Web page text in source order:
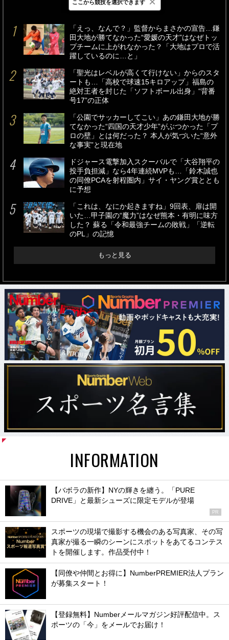
最新 24時間 週間
「えっ、なんで？」監督からまさかの宣告…鎌
田大地が勝てなかった“愛媛の天才”はなぜトッ
プチームに上がれなかった？「大地はプロで活
躍しているのに…と」
「聖光はレベルが高くて行けない」からのスタ
ートも…「高校で球速15キロアップ」福島の
絶対王者を封じた「ソフトボール出身」“背番
号17”の正体
「公園でサッカーしてこい」あの鎌田大地が勝
てなかった“四国の天才少年”がぶつかった「プ
ロの壁」とは何だった？ 本人が気づいた“意外
な事実”と現在地
ドジャース電撃加入スクーバルで「大谷翔平の
投手負担減」なら4年連続MVPも…「鈴木誠也
の同僚PCAを射程圏内」サイ・ヤング賞ととも
に予想
「これは、なにか起きますね」9回表、扉は開
いた…甲子園の“魔力”はなぜ熊本・有明に味方
した？ 蘇る「令和最強チームの敗戦」「逆転
のPL」の記憶
もっと見る
INFORMATION
【バボラの新作】NYの輝きを纏う。「PURE
DRIVE」と最新シューズに限定モデルが登場
PR
スポーツの現場で撮影する機会のある写真家、その写
真家が撮る一瞬のシーンにスポットをあてるコンテス
トを開催します。作品受付中！
【同僚や仲間とお得に】NumberPREMIER法人プラン
が募集スタート！
【登録無料】Numberメールマガジン好評配信中。ス
ポーツの「今」をメールでお届け！
ここから競技を選択できます